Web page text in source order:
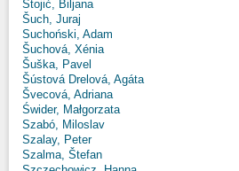
Stojić, Biljana
Šuch, Juraj
Suchoński, Adam
Šuchová, Xénia
Šuška, Pavel
Šústová Drelová, Agáta
Švecová, Adriana
Świder, Małgorzata
Szabó, Miloslav
Szalay, Peter
Szalma, Štefan